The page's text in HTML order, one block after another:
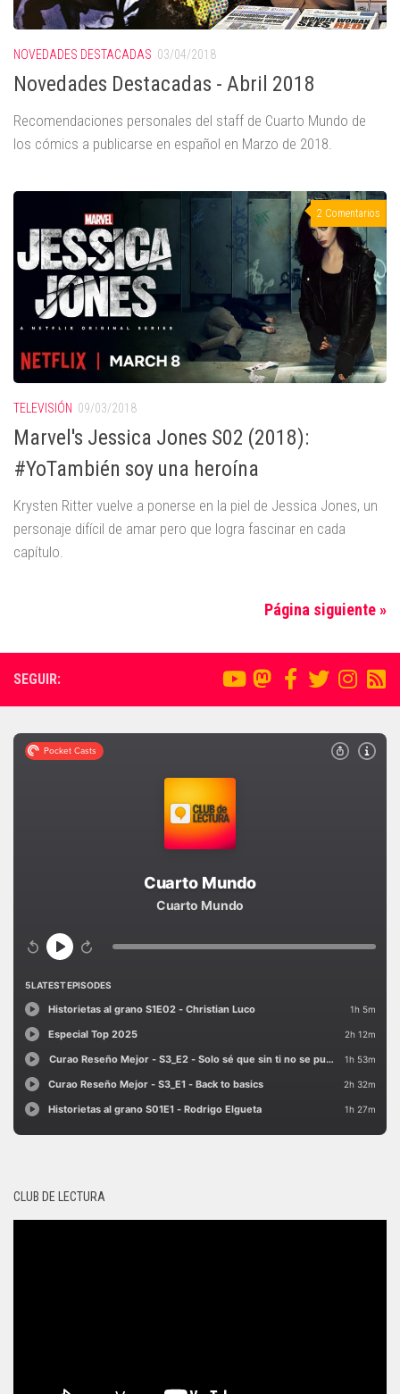
NOVEDADES DESTACADAS 03/04/2018
Novedades Destacadas - Abril 2018
Recomendaciones personales del staff de Cuarto Mundo de
los cómics a publicarse en español en Marzo de 2018.
2 Comentarios
TELEVISIÓN 09/03/2018
Marvel's Jessica Jones S02 (2018):
#YoTambién soy una heroína
Krysten Ritter vuelve a ponerse en la piel de Jessica Jones, un
personaje difícil de amar pero que logra fascinar en cada
capítulo.
Página siguiente »
SEGUIR:
CLUB DE LECTURA